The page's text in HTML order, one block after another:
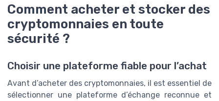
Comment acheter et stocker des
cryptomonnaies en toute
sécurité ?
Choisir une plateforme fiable pour l’achat
Avant d’acheter des cryptomonnaies, il est essentiel de
sélectionner une plateforme d’échange reconnue et